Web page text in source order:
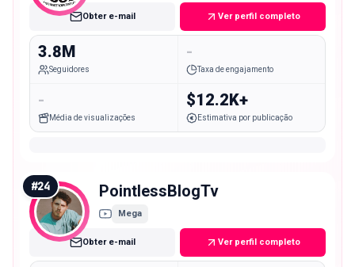
Obter e-mail Ver perfil completo
3.8M
Seguidores
-
Taxa de engajamento
-
Média de visualizações
$12.2K+
Estimativa por publicação
#24 PointlessBlogTv
Mega
Obter e-mail Ver perfil completo